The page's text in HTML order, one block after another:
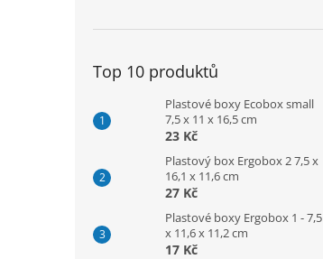
Top 10 produktů
Plastové boxy Ecobox small
7,5 x 11 x 16,5 cm
23 Kč
Plastový box Ergobox 2 7,5 x
16,1 x 11,6 cm
27 Kč
Plastové boxy Ergobox 1 - 7,5
x 11,6 x 11,2 cm
17 Kč